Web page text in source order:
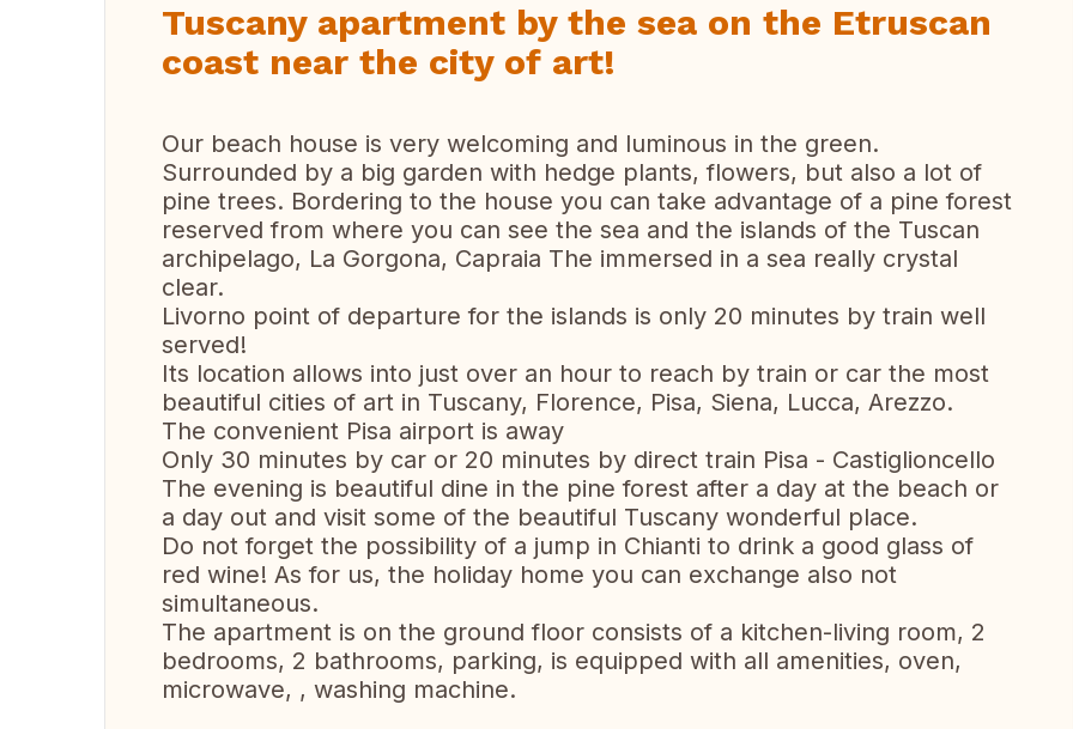
Tuscany apartment by the sea on the Etruscan
coast near the city of art!
Our beach house is very welcoming and luminous in the green.
Surrounded by a big garden with hedge plants, flowers, but also a lot of
pine trees. Bordering to the house you can take advantage of a pine forest
reserved from where you can see the sea and the islands of the Tuscan
archipelago, La Gorgona, Capraia The immersed in a sea really crystal
clear.
Livorno point of departure for the islands is only 20 minutes by train well
served!
Its location allows into just over an hour to reach by train or car the most
beautiful cities of art in Tuscany, Florence, Pisa, Siena, Lucca, Arezzo.
The convenient Pisa airport is away
Only 30 minutes by car or 20 minutes by direct train Pisa - Castiglioncello
The evening is beautiful dine in the pine forest after a day at the beach or
a day out and visit some of the beautiful Tuscany wonderful place.
Do not forget the possibility of a jump in Chianti to drink a good glass of
red wine! As for us, the holiday home you can exchange also not
simultaneous.
The apartment is on the ground floor consists of a kitchen-living room, 2
bedrooms, 2 bathrooms, parking, is equipped with all amenities, oven,
microwave, , washing machine.